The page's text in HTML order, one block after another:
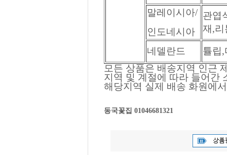
말레이시아/
인도네시아
관엽
재,리
네델란드
튤립
모든 상품은 배송지역 인근
지역 및 계절에 따라 들어간
해당지역 실제 배송 화원에
동국꽃집 01046681321